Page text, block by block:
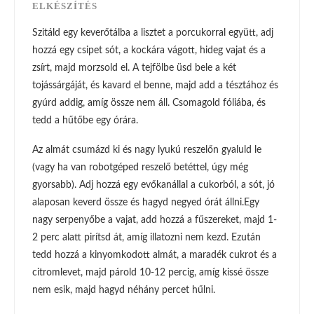
ELKÉSZÍTÉS
Szitáld egy keverőtálba a lisztet a porcukorral együtt, adj
hozzá egy csipet sót, a kockára vágott, hideg vajat és a
zsírt, majd morzsold el. A tejfölbe üsd bele a két
tojássárgáját, és kavard el benne, majd add a tésztához és
gyúrd addig, amíg össze nem áll. Csomagold fóliába, és
tedd a hűtőbe egy órára.
Az almát csumázd ki és nagy lyukú reszelőn gyaluld le
(vagy ha van robotgéped reszelő betéttel, úgy még
gyorsabb). Adj hozzá egy evőkanállal a cukorból, a sót, jó
alaposan keverd össze és hagyd negyed órát állni.Egy
nagy serpenyőbe a vajat, add hozzá a fűszereket, majd 1-
2 perc alatt pirítsd át, amíg illatozni nem kezd. Ezután
tedd hozzá a kinyomkodott almát, a maradék cukrot és a
citromlevet, majd párold 10-12 percig, amíg kissé össze
nem esik, majd hagyd néhány percet hűlni.